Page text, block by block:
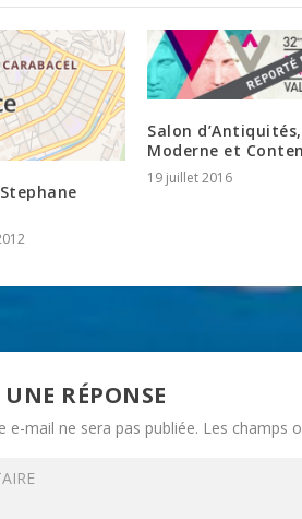
Salon
Moderne et
19 juillet 2016
UNE RÉPONSE
e-mail ne sera pas publiée. Les champs